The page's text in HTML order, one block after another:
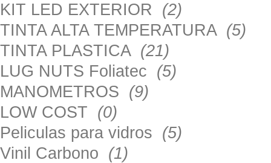
KIT LED EXTERIOR (2)
TINTA ALTA TEMPERATURA (5)
TINTA PLASTICA (21)
LUG NUTS Foliatec (5)
MANOMETROS (9)
LOW COST (0)
Peliculas para vidros (5)
Vinil Carbono (1)